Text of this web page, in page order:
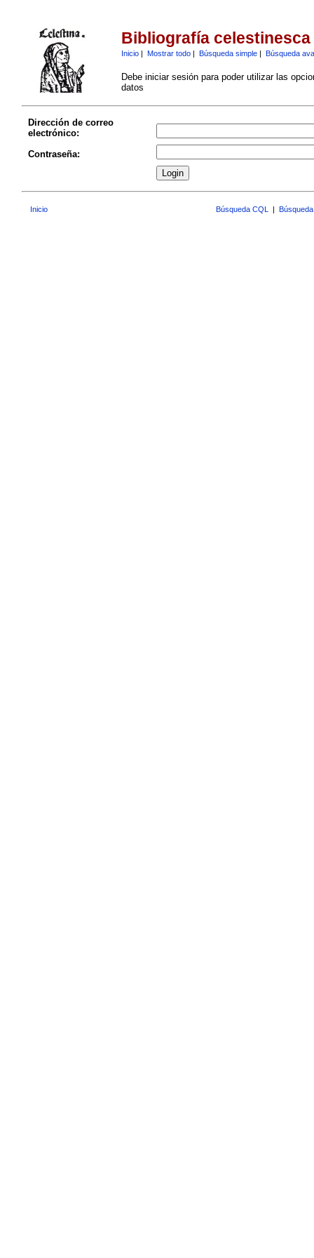
Bibliografía celestinesca
Inicio| Mostrar todo| Búsqueda simple| Búsqueda
Debe iniciar sesión para poder utilizar las
datos
Dirección de correo
electrónico:
Contraseña:
Inicio Búsqueda CQL |